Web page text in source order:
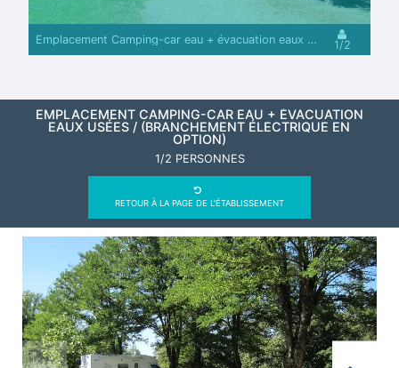
Emplacement Camping-car eau + évacuation eaux usées / (branchement électrique en option) 1/2
EMPLACEMENT CAMPING-CAR EAU + ÉVACUATION
EAUX USÉES / (BRANCHEMENT ÉLECTRIQUE EN
OPTION)
1/2 PERSONNES
RETOUR À LA PAGE DE L'ÉTABLISSEMENT